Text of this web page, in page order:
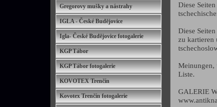
Diese
Diese
zu kartieren
Meinungen,
Liste.
GALERIE
Gregorovy mušky a nástrahy
IGLA - České Budějovice
Igla- České Budějovice fotogalerie
KGP Tábor
KGP Tábor fotogalerie
KOVOTEX Trenčín
Kovotex Trenčín fotogalerie